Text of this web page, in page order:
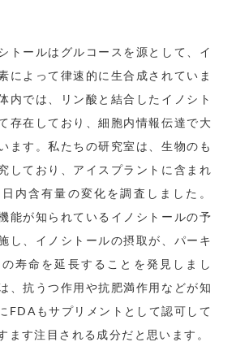
トールはグルコースを源として、イ
によって律速的に生合成されていま
内では、リン酸と結合したイノシト
存在しており、細胞内情報伝達で大
ます。私たちの研究室は、生物のも
しており、アイスプラントに含まれ
内含有量の変化を調査しました。
能が知られているイノシトールの予
し、イノシトールの摂取が、パーキ
寿命を延長することを発見しまし
、抗うつ作用や抗肥満作用などが知
FDAもサプリメントとして認可して
ます注目される成分だと思います。